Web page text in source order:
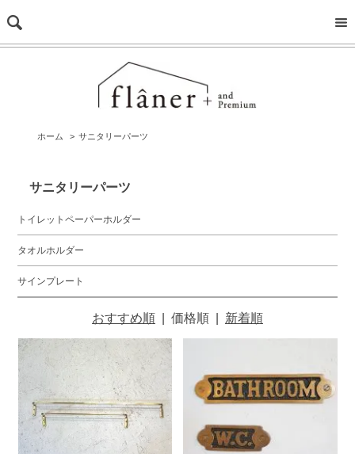
ホーム > サニタリーパーツ
サニタリーパーツ
トイレットペーパーホルダー
タオルホルダー
サインプレート
おすすめ順 価格順 新着順